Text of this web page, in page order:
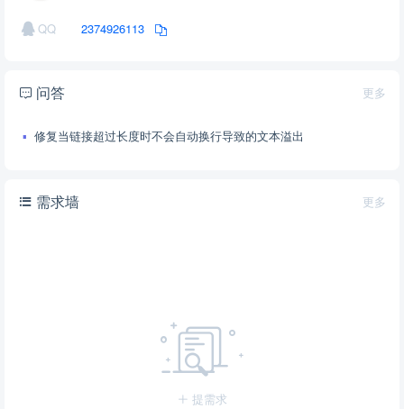
QQ 2374926113
更多
问答
修复当链接超过长度时不会自动换行导致的文本溢出
更多
需求墙
提需求